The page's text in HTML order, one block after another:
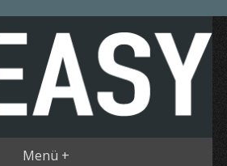
Menü +